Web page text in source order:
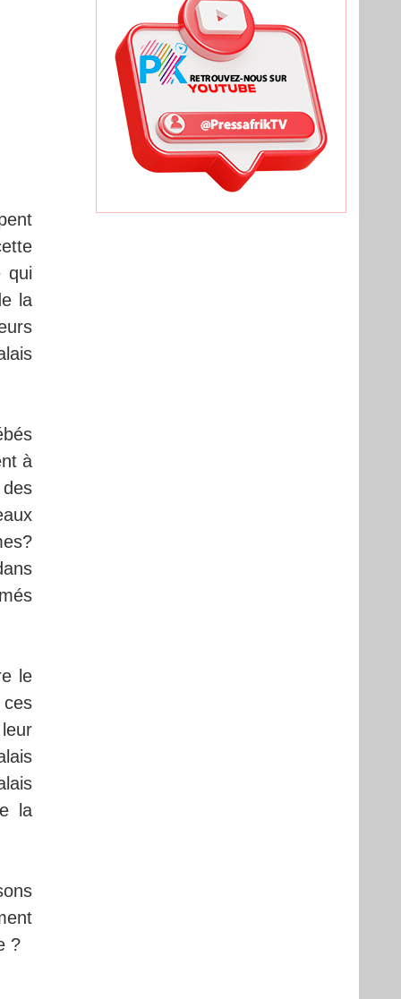
qui
la
à
le
la
?